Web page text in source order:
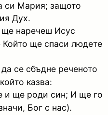
си Мария; защото
Дух.
наречеш Исус
ще спаси людете
се сбъдне реченото
казва:
и ще роди син; И ще го
Бог с нас).